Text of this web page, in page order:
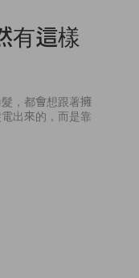
有這樣
，都會想跟著擁
出來的，而是靠